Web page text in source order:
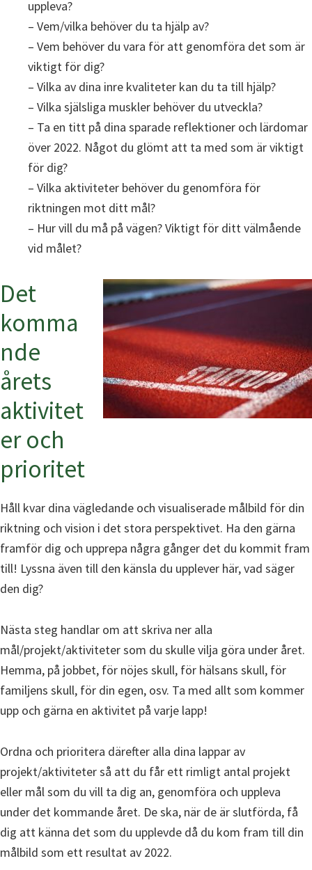
uppleva?
– Vem/vilka behöver du ta hjälp av?
– Vem behöver du vara för att genomföra det som är
viktigt för dig?
– Vilka av dina inre kvaliteter kan du ta till hjälp?
– Vilka själsliga muskler behöver du utveckla?
– Ta en titt på dina sparade reflektioner och lärdomar
över 2022. Något du glömt att ta med som är viktigt
för dig?
– Vilka aktiviteter behöver du genomföra för
riktningen mot ditt mål?
– Hur vill du må på vägen? Viktigt för ditt välmående
vid målet?
Det
komma
nde
årets
aktivitet
er och
prioritet
Håll kvar dina vägledande och visualiserade målbild för din
riktning och vision i det stora perspektivet. Ha den gärna
framför dig och upprepa några gånger det du kommit fram
till! Lyssna även till den känsla du upplever här, vad säger
den dig?
Nästa steg handlar om att skriva ner alla
mål/projekt/aktiviteter som du skulle vilja göra under året.
Hemma, på jobbet, för nöjes skull, för hälsans skull, för
familjens skull, för din egen, osv. Ta med allt som kommer
upp och gärna en aktivitet på varje lapp!
Ordna och prioritera därefter alla dina lappar av
projekt/aktiviteter så att du får ett rimligt antal projekt
eller mål som du vill ta dig an, genomföra och uppleva
under det kommande året. De ska, när de är slutförda, få
dig att känna det som du upplevde då du kom fram till din
målbild som ett resultat av 2022.